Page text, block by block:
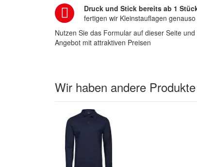
Druck und Stick bereits ab 1
fertigen wir Kleinstauflagen
Nutzen Sie das Formular auf dieser Seite
Angebot mit attraktiven Preisen
Wir haben andere